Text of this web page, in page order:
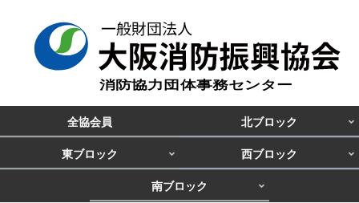
全協会員 北ブロック
東ブロック 西ブロック
南ブロック